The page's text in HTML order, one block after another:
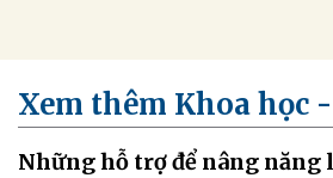
Xem thêm Khoa học
Những hỗ trợ để nâng năng